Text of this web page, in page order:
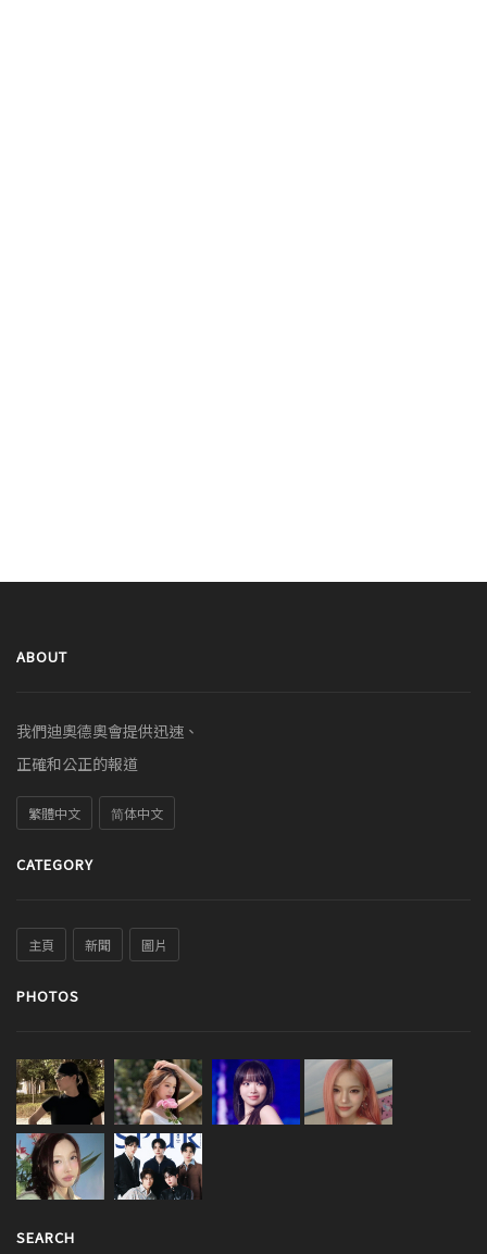
ABOUT
我們迪奧德奧會提供迅速、
正確和公正的報道
繁體中文 简体中文
CATEGORY
主頁 新聞 圖片
PHOTOS
SEARCH